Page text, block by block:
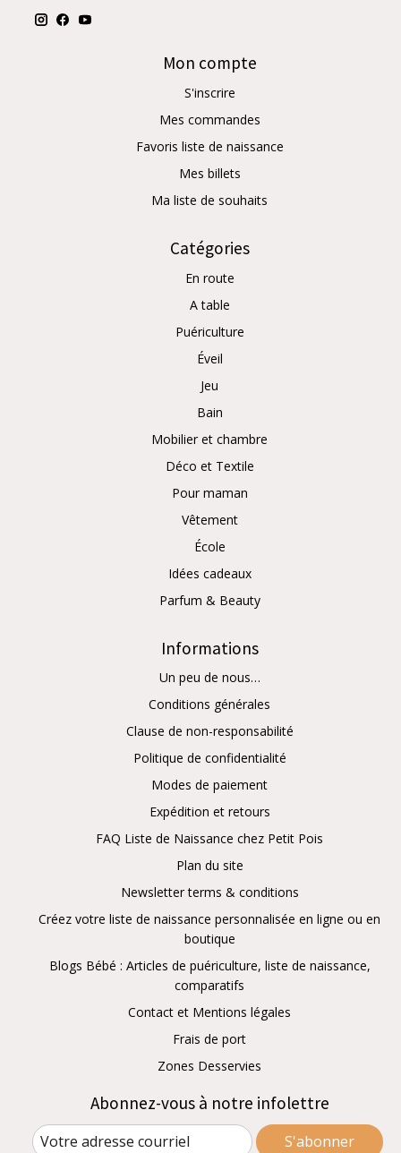
Mon compte
S'inscrire
Mes commandes
Favoris liste de naissance
Mes billets
Ma liste de souhaits
Catégories
En route
A table
Puériculture
Éveil
Jeu
Bain
Mobilier et chambre
Déco et Textile
Pour maman
Vêtement
École
Idées cadeaux
Parfum & Beauty
Informations
Un peu de nous…
Conditions générales
Clause de non-responsabilité
Politique de confidentialité
Modes de paiement
Expédition et retours
FAQ Liste de Naissance chez Petit Pois
Plan du site
Newsletter terms & conditions
Créez votre liste de naissance personnalisée en ligne ou en
boutique
Blogs Bébé : Articles de puériculture, liste de naissance,
comparatifs
Contact et Mentions légales
Frais de port
Zones Desservies
Abonnez-vous à notre infolettre
S'abonner